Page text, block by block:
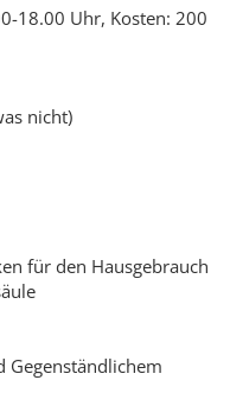
18.00 Uhr, Kosten: 200
nicht)
für den Hausgebrauch
Gegenständlichem